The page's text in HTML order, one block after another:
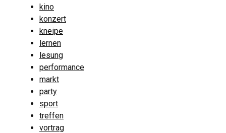
kino
konzert
kneipe
lernen
lesung
performance
markt
party
sport
treffen
vortrag